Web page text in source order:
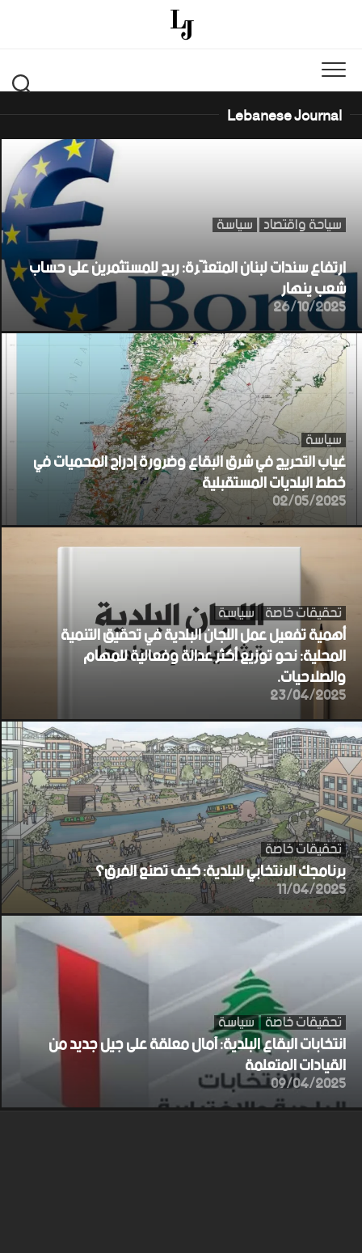
Lebanese Journal
سياحة واقتصاد سياسة
ارتفاع سندات لبنان المتعثّرة: ربح للمستثمرين على حساب
شعب ينهار
26/10/2025
سياسة
غياب التحريج في شرق البقاع وضرورة إدراج المحميات في
خطط البلديات المستقبلية
02/05/2025
تحقيقات خاصة سياسة
أهمية تفعيل عمل اللجان البلدية في تحقيق التنمية
المحلية: نحو توزيع أكثر عدالة وفعالية للمهام
والصلاحيات.
23/04/2025
تحقيقات خاصة
برنامجك الانتخابي للبلدية: كيف تصنع الفرق؟
11/04/2025
تحقيقات خاصة سياسة
انتخابات البقاع البلدية: آمال معلقة على جيل جديد من
القيادات المتعلمة
09/04/2025